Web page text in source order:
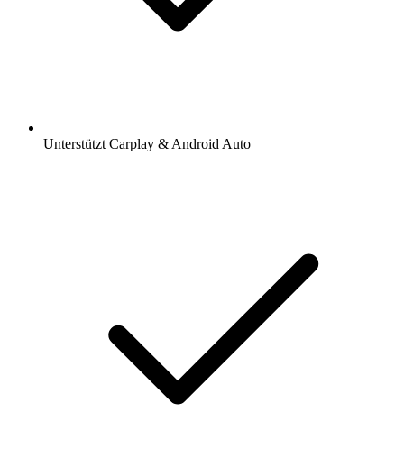
Unterstützt Carplay & Android Auto